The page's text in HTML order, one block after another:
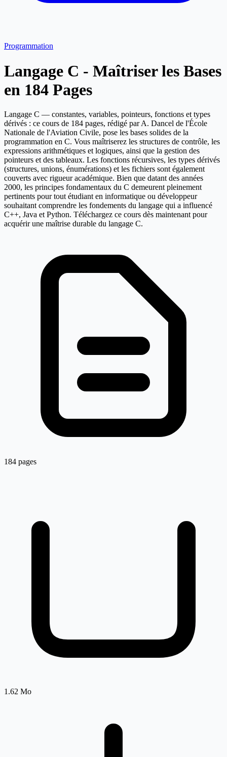
Programmation
Langage C - Maîtriser les Bases
en 184 Pages
Langage C — constantes, variables, pointeurs, fonctions et types
dérivés : ce cours de 184 pages, rédigé par A. Dancel de l'École
Nationale de l'Aviation Civile, pose les bases solides de la
programmation en C. Vous maîtriserez les structures de contrôle, les
expressions arithmétiques et logiques, ainsi que la gestion des
pointeurs et des tableaux. Les fonctions récursives, les types dérivés
(structures, unions, énumérations) et les fichiers sont également
couverts avec rigueur académique. Bien que datant des années
2000, les principes fondamentaux du C demeurent pleinement
pertinents pour tout étudiant en informatique ou développeur
souhaitant comprendre les fondements du langage qui a influencé
C++, Java et Python. Téléchargez ce cours dès maintenant pour
acquérir une maîtrise durable du langage C.
184 pages
1.62 Mo